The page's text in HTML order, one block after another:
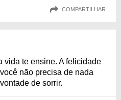
COMPARTILHAR
vida te ensine. A felicidade
não precisa de nada
de sorrir.